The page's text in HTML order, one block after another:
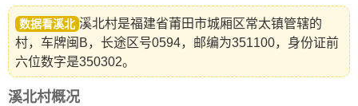
数据看溪北 溪北村是福建省莆田市城厢区常太镇管辖的
村，车牌闽B，长途区号0594，邮编为351100，身份证前
六位数字是350302。
溪北村概况